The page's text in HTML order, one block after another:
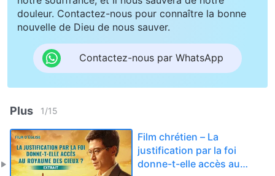
douleur. Contactez-nous pour connaître la bonne
nouvelle de Dieu de nous sauver.
Contactez-nous par WhatsApp
Plus 1/15
Film chrétien – La
justification par la foi
donne-t-elle accès au